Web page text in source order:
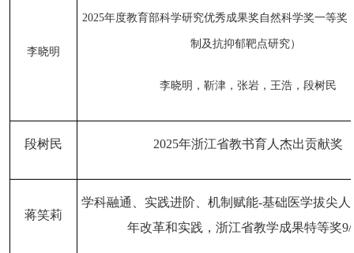
李晓明
2025年度教育部科学研究优秀成果奖自然科学奖一等奖
制及抗抑郁靶点研究）
李晓明，靳津，张岩，王浩，段树民
段树民 2025年浙江省教书育人杰出贡献奖
蒋笑莉
学科融通、实践进阶、机制赋能-基础医学拔尖
年改革和实践，浙江省教学成果特等奖9/